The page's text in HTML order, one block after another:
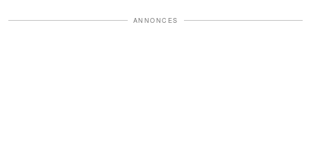
ANNONCES